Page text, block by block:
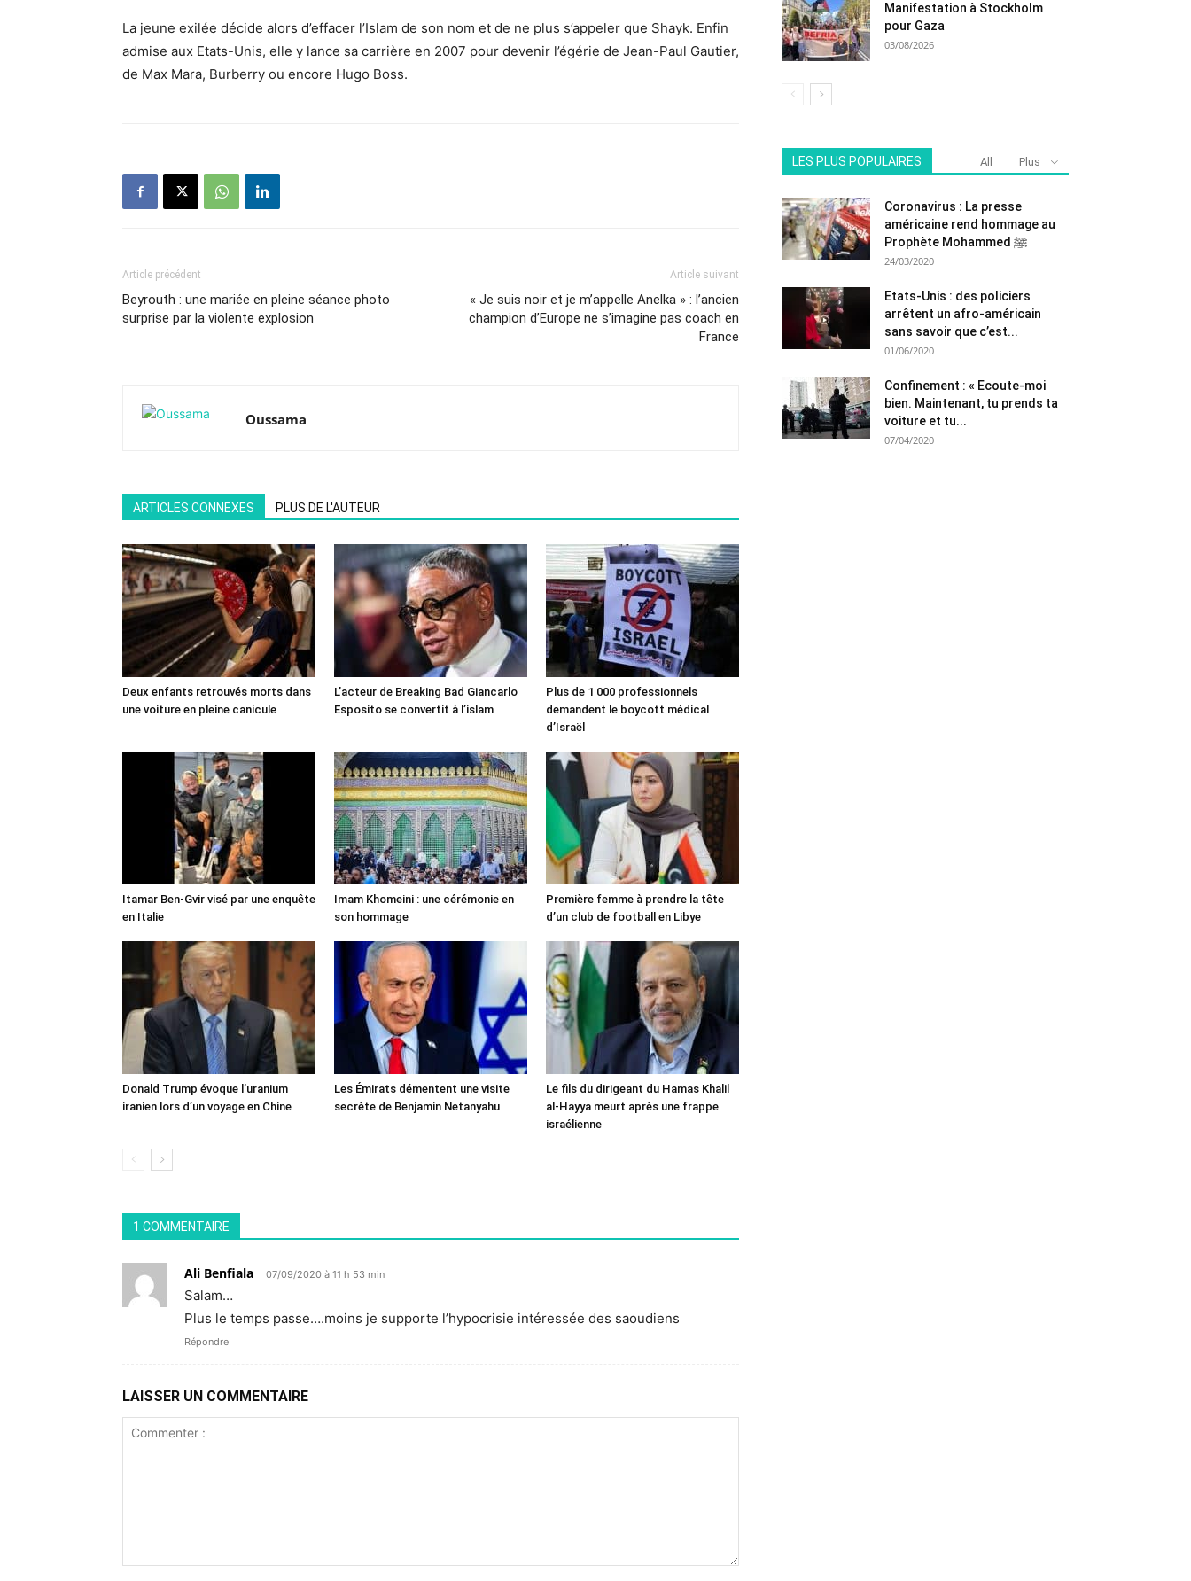
La jeune exilée décide alors d’effacer l’Islam de son nom et de ne plus s’appeler que Shayk. Enfin
admise aux Etats-Unis, elle y lance sa carrière en 2007 pour devenir l’égérie de Jean-Paul Gautier,
de Max Mara, Burberry ou encore Hugo Boss.
Article précédent
Beyrouth : une mariée en pleine séance photo
surprise par la violente explosion
Article suivant
« Je suis noir et je m’appelle Anelka » : l’ancien
champion d’Europe ne s’imagine pas coach en
France
Oussama
ARTICLES CONNEXES PLUS DE L'AUTEUR
Deux enfants retrouvés morts dans
une voiture en pleine canicule
L’acteur de Breaking Bad Giancarlo
Esposito se convertit à l’islam
Plus de 1 000 professionnels
demandent le boycott médical
d’Israël
Itamar Ben-Gvir visé par une enquête
en Italie
Imam Khomeini : une cérémonie en
son hommage
Première femme à prendre la tête
d’un club de football en Libye
Donald Trump évoque l’uranium
iranien lors d’un voyage en Chine
Les Émirats démentent une visite
secrète de Benjamin Netanyahu
Le fils du dirigeant du Hamas Khalil
al-Hayya meurt après une frappe
israélienne
1 COMMENTAIRE
Ali Benfiala 07/09/2020 à 11 h 53 min
Salam…
Plus le temps passe….moins je supporte l’hypocrisie intéressée des saoudiens
Répondre
LAISSER UN COMMENTAIRE
Manifestation à Stockholm
pour Gaza
03/08/2026
LES PLUS POPULAIRES All Plus
Coronavirus : La presse
américaine rend hommage au
Prophète Mohammed ﷺ
24/03/2020
Etats-Unis : des policiers
arrêtent un afro-américain
sans savoir que c’est...
01/06/2020
Confinement : « Ecoute-moi
bien. Maintenant, tu prends ta
voiture et tu...
07/04/2020